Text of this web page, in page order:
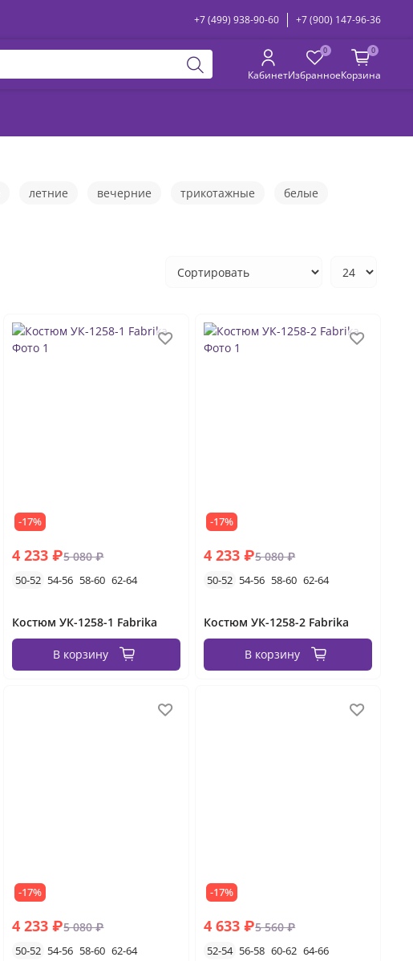
+7 (499) 938-90-60 +7 (900) 147-96-36
Кабинет
0
Избранное
0
Корзина
летние вечерние трикотажные
белые
-17%
4 233 ₽5 080 ₽
50-52 54-56 58-60 62-64
Костюм УК-1258-1 Fabrika
В корзину
-17%
4 233 ₽5 080 ₽
50-52 54-56 58-60 62-64
Костюм УК-1258-2 Fabrika
В корзину
-17%
4 233 ₽5 080 ₽
50-52 54-56 58-60 62-64
-17%
4 633 ₽5 560 ₽
52-54 56-58 60-62 64-66